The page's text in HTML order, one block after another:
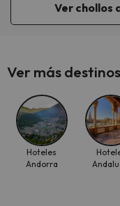
Ver chollos
Ver más destinos
Hoteles
Andorra